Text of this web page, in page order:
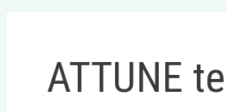
ATTUNE